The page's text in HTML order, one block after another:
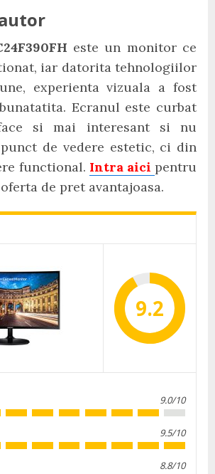
este un monitor ce
iar datorita tehnologiilor
experienta vizuala a fost
Ecranul este curbat
si mai interesant si nu
de vedere estetic, ci din
functional. Intra aici pentru
de pret avantajoasa.
9.2
9.0/10
9.5/10
8.8/10